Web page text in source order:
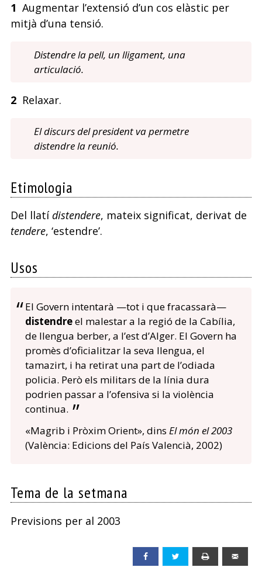
1 Augmentar l’extensió d’un cos elàstic per
mitjà d’una tensió.
Distendre la pell, un lligament, una
articulació.
2Relaxar.
El discurs del president va permetre
distendre la reunió.
Etimologia
Del llatídistendere, mateix significat, derivat de
tendere, ‘estendre’.
Usos
El Govern intentarà —tot i que fracassarà—
distendreel malestar a la regió de la Cabília,
de llengua berber, a l’est d’Alger. El Govern ha
promès d’oficialitzar la seva llengua, el
tamazirt, i ha retirat una part de l’odiada
policia. Però els militars de la línia dura
podrien passar a l’ofensiva si la violència
continua.
«Magrib i Pròxim Orient», dins El món el 2003
(València: Edicions del País Valencià, 2002)
Tema de la setmana
Previsions per al 2003
Facebook Twitter